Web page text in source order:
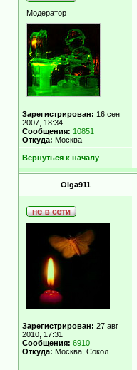
Модератор
Зарегистрирован: 16 сен
2007, 18:34
Сообщения: 10851
Откуда: Москва
Вернуться к началу
Olga911
Зарегистрирован: 27 авг
2010, 17:31
Сообщения: 6910
Откуда: Москва, Сокол